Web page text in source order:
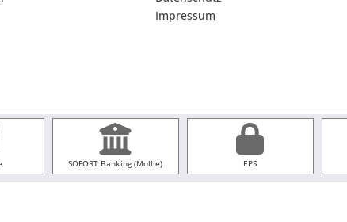
Impressum
SOFORT Banking (Mollie) EPS